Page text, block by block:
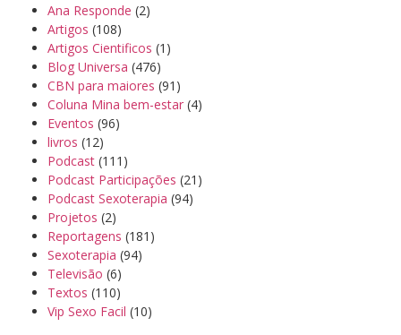
Ana Responde (2)
Artigos (108)
Artigos Cientificos (1)
Blog Universa (476)
CBN para maiores (91)
Coluna Mina bem-estar (4)
Eventos (96)
livros (12)
Podcast (111)
Podcast Participações (21)
Podcast Sexoterapia (94)
Projetos (2)
Reportagens (181)
Sexoterapia (94)
Televisão (6)
Textos (110)
Vip Sexo Facil (10)